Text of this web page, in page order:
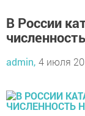
В России
admin, 4 июля